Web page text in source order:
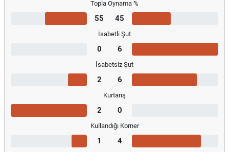
Topla Oynama %
55 45
İsabetli Şut
0 6
İsabetsiz Şut
2 6
Kurtarış
2 0
Kullandığı Korner
1 4